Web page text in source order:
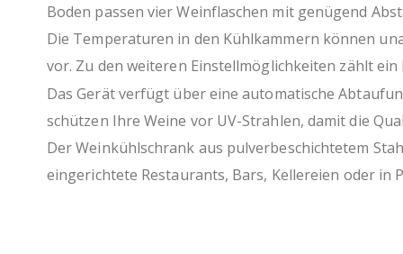
Boden passen vier Weinflaschen mit genügend
Die Temperaturen in den Kühlkammern können
vor. Zu den weiteren Einstellmöglichkeiten zählt
Das Gerät verfügt über eine automatische
schützen Ihre Weine vor UV-Strahlen, damit die
Der Weinkühlschrank aus pulverbeschichtetem
eingerichtete Restaurants, Bars, Kellereien oder in